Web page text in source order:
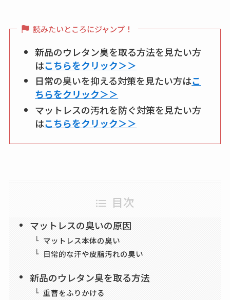
読みたいところにジャンプ！
新品のウレタン臭を取る方法を見たい方
はこちらをクリック＞＞
日常の臭いを抑える対策を見たい方はこ
ちらをクリック＞＞
マットレスの汚れを防ぐ対策を見たい方
はこちらをクリック＞＞
目次
マットレスの臭いの原因
マットレス本体の臭い
日常的な汗や皮脂汚れの臭い
新品のウレタン臭を取る方法
重曹をふりかける